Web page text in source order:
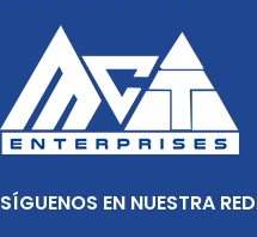
SÍGUENOS EN NUESTRA